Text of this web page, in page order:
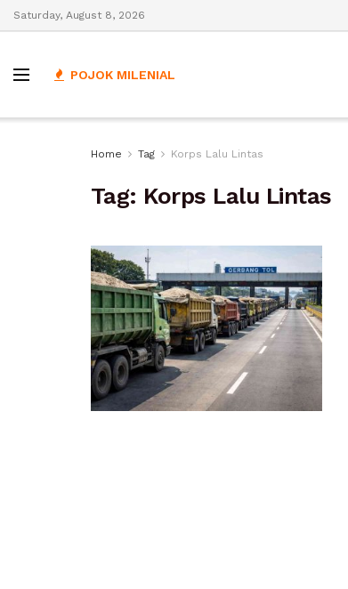
Saturday, August 8, 2026
POJOK MILENIAL
Home Tag Korps Lalu Lintas
Tag: Korps Lalu Lintas